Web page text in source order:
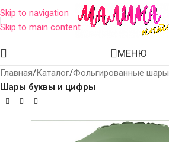
Skip to navigation
Skip to main content
МЕНЮ
Главная Каталог Фольгированные шары
Шары буквы и цифры